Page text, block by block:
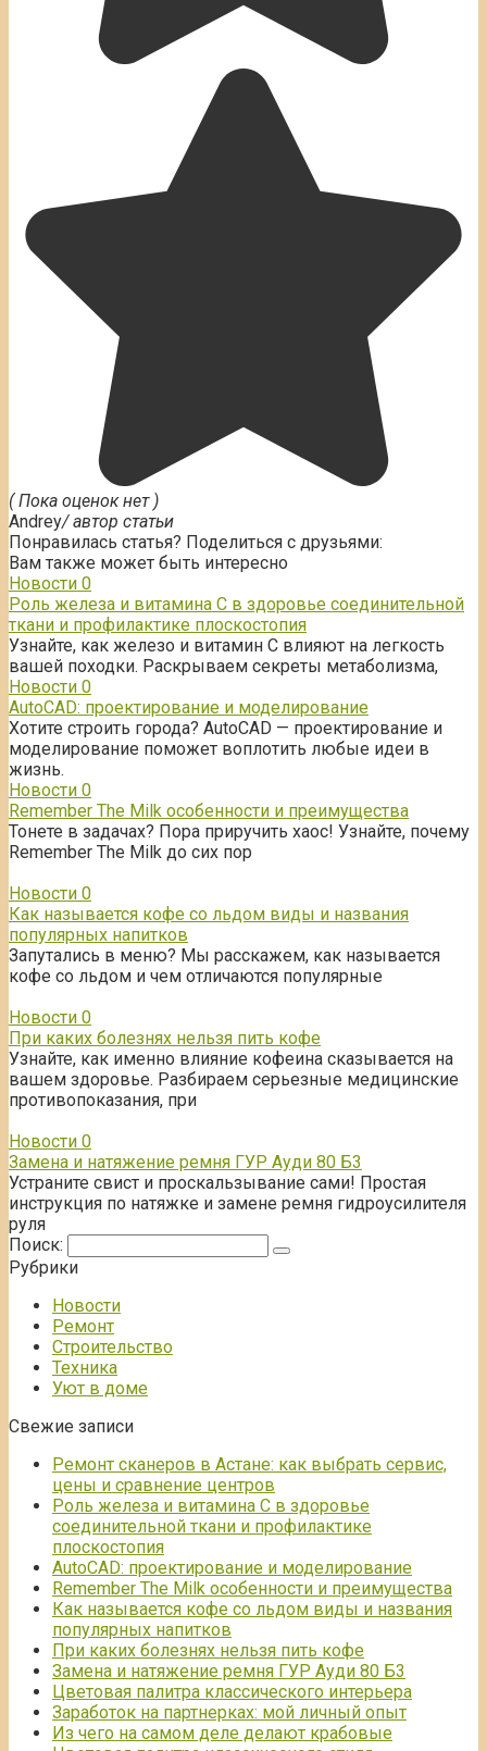
( Пока оценок нет )
Andrey/ автор статьи
Понравилась статья? Поделиться с друзьями:
Вам также может быть интересно
Новости 0
Роль железа и витамина С в здоровье соединительной
ткани и профилактике плоскостопия
Узнайте, как железо и витамин С влияют на легкость
вашей походки. Раскрываем секреты метаболизма,
Новости 0
AutoCAD: проектирование и моделирование
Хотите строить города? AutoCAD — проектирование и
моделирование поможет воплотить любые идеи в
жизнь.
Новости 0
Remember The Milk особенности и преимущества
Тонете в задачах? Пора приручить хаос! Узнайте, почему
Remember The Milk до сих пор
Новости 0
Как называется кофе со льдом виды и названия
популярных напитков
Запутались в меню? Мы расскажем, как называется
кофе со льдом и чем отличаются популярные
Новости 0
При каких болезнях нельзя пить кофе
Узнайте, как именно влияние кофеина сказывается на
вашем здоровье. Разбираем серьезные медицинские
противопоказания, при
Новости 0
Замена и натяжение ремня ГУР Ауди 80 Б3
Устраните свист и проскальзывание сами! Простая
инструкция по натяжке и замене ремня гидроусилителя
руля
Поиск:
Рубрики
Новости
Ремонт
Строительство
Техника
Уют в доме
Свежие записи
Ремонт сканеров в Астане: как выбрать сервис,
цены и сравнение центров
Роль железа и витамина С в здоровье
соединительной ткани и профилактике
плоскостопия
AutoCAD: проектирование и моделирование
Remember The Milk особенности и преимущества
Как называется кофе со льдом виды и названия
популярных напитков
При каких болезнях нельзя пить кофе
Замена и натяжение ремня ГУР Ауди 80 Б3
Цветовая палитра классического интерьера
Заработок на партнерках: мой личный опыт
Из чего на самом деле делают крабовые